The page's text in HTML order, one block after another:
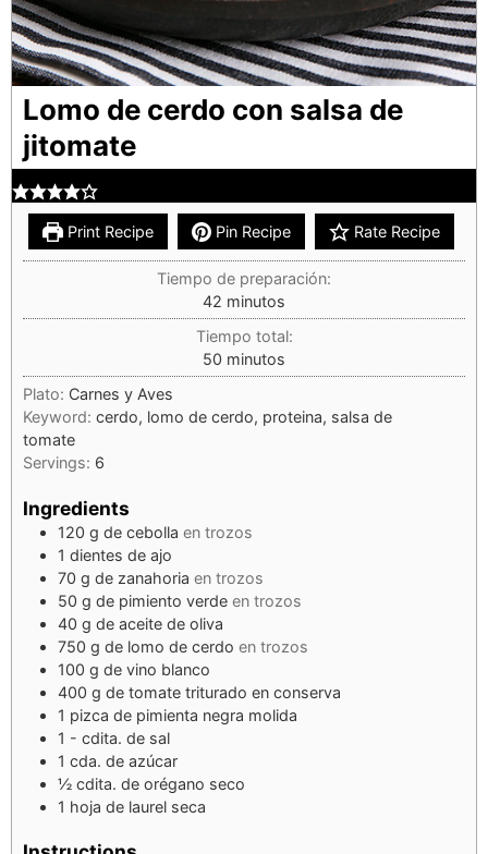
Lomo de cerdo con salsa de
jitomate
Print Recipe Pin Recipe Rate Recipe
Tiempo de preparación:
42 minutos
Tiempo total:
50 minutos
Plato: Carnes y Aves
Keyword: cerdo, lomo de cerdo, proteina, salsa de
tomate
Servings: 6
Ingredients
120 g de cebolla en trozos
1 dientes de ajo
70 g de zanahoria en trozos
50 g de pimiento verde en trozos
40 g de aceite de oliva
750 g de lomo de cerdo en trozos
100 g de vino blanco
400 g de tomate triturado en conserva
1 pizca de pimienta negra molida
1 - cdita. de sal
1 cda. de azúcar
½ cdita. de orégano seco
1 hoja de laurel seca